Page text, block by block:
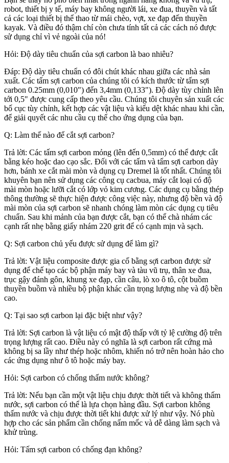
robot, thiết bị y tế, máy bay không người lái, xe đua, thuyền và tất
cả các loại thiết bị thể thao từ mái chèo, vợt, xe đạp đến thuyền
kayak. Và điều đó thậm chí còn chưa tính tất cả các cách nó được
sử dụng chỉ vì vẻ ngoài của nó!
Hỏi: Độ dày tiêu chuẩn của sợi carbon là bao nhiêu?
Đáp: Độ dày tiêu chuẩn có đôi chút khác nhau giữa các nhà sản
xuất. Các tấm sợi carbon của chúng tôi có kích thước từ tấm sợi
carbon 0.25mm (0,010") đến 3,4mm (0,133"). Độ dày tùy chỉnh lên
tới 0,5" được cung cấp theo yêu cầu. Chúng tôi chuyên sản xuất các
bố cục tùy chỉnh, kết hợp các vật liệu và kiểu dệt khác nhau khi cần,
để giải quyết các nhu cầu cụ thể cho ứng dụng của bạn.
Q: Làm thế nào để cắt sợi carbon?
Trả lời: Các tấm sợi carbon mỏng (lên đến 0,5mm) có thể được cắt
bằng kéo hoặc dao cạo sắc. Đối với các tấm và tấm sợi carbon dày
hơn, bánh xe cắt mài mòn và dụng cụ Dremel là tốt nhất. Chúng tôi
khuyên bạn nên sử dụng các công cụ cacbua, máy cắt loại có độ
mài mòn hoặc lưỡi cắt có lớp vỏ kim cương. Các dụng cụ bằng thép
thông thường sẽ thực hiện được công việc này, nhưng độ bền và độ
mài mòn của sợi carbon sẽ nhanh chóng làm mòn các dụng cụ tiêu
chuẩn. Sau khi mảnh của bạn được cắt, bạn có thể chà nhám các
cạnh rất nhẹ bằng giấy nhám 220 grit để có cạnh mịn và sạch.
Q: Sợi carbon chủ yếu được sử dụng để làm gì?
Trả lời: Vật liệu composite được gia cố bằng sợi carbon được sử
dụng để chế tạo các bộ phận máy bay và tàu vũ trụ, thân xe đua,
trục gậy đánh gôn, khung xe đạp, cần câu, lò xo ô tô, cột buồm
thuyền buồm và nhiều bộ phận khác cần trọng lượng nhẹ và độ bền
cao.
Q: Tại sao sợi carbon lại đặc biệt như vậy?
Trả lời: Sợi carbon là vật liệu có mật độ thấp với tỷ lệ cường độ trên
trọng lượng rất cao. Điều này có nghĩa là sợi carbon rất cứng mà
không bị sa lầy như thép hoặc nhôm, khiến nó trở nên hoàn hảo cho
các ứng dụng như ô tô hoặc máy bay.
Hỏi: Sợi carbon có chống thấm nước không?
Trả lời: Nếu bạn cần một vật liệu chịu được thời tiết và không thấm
nước, sợi carbon có thể là lựa chọn hàng đầu. Sợi carbon không
thấm nước và chịu được thời tiết khi được xử lý như vậy. Nó phù
hợp cho các sản phẩm cần chống nấm mốc và dễ dàng làm sạch và
khử trùng.
Hỏi: Tấm sợi carbon có chống đạn không?